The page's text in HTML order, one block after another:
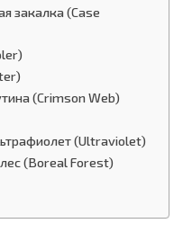
закалка (Case
(Crimson Web)
(Ultraviolet)
(Boreal Forest)